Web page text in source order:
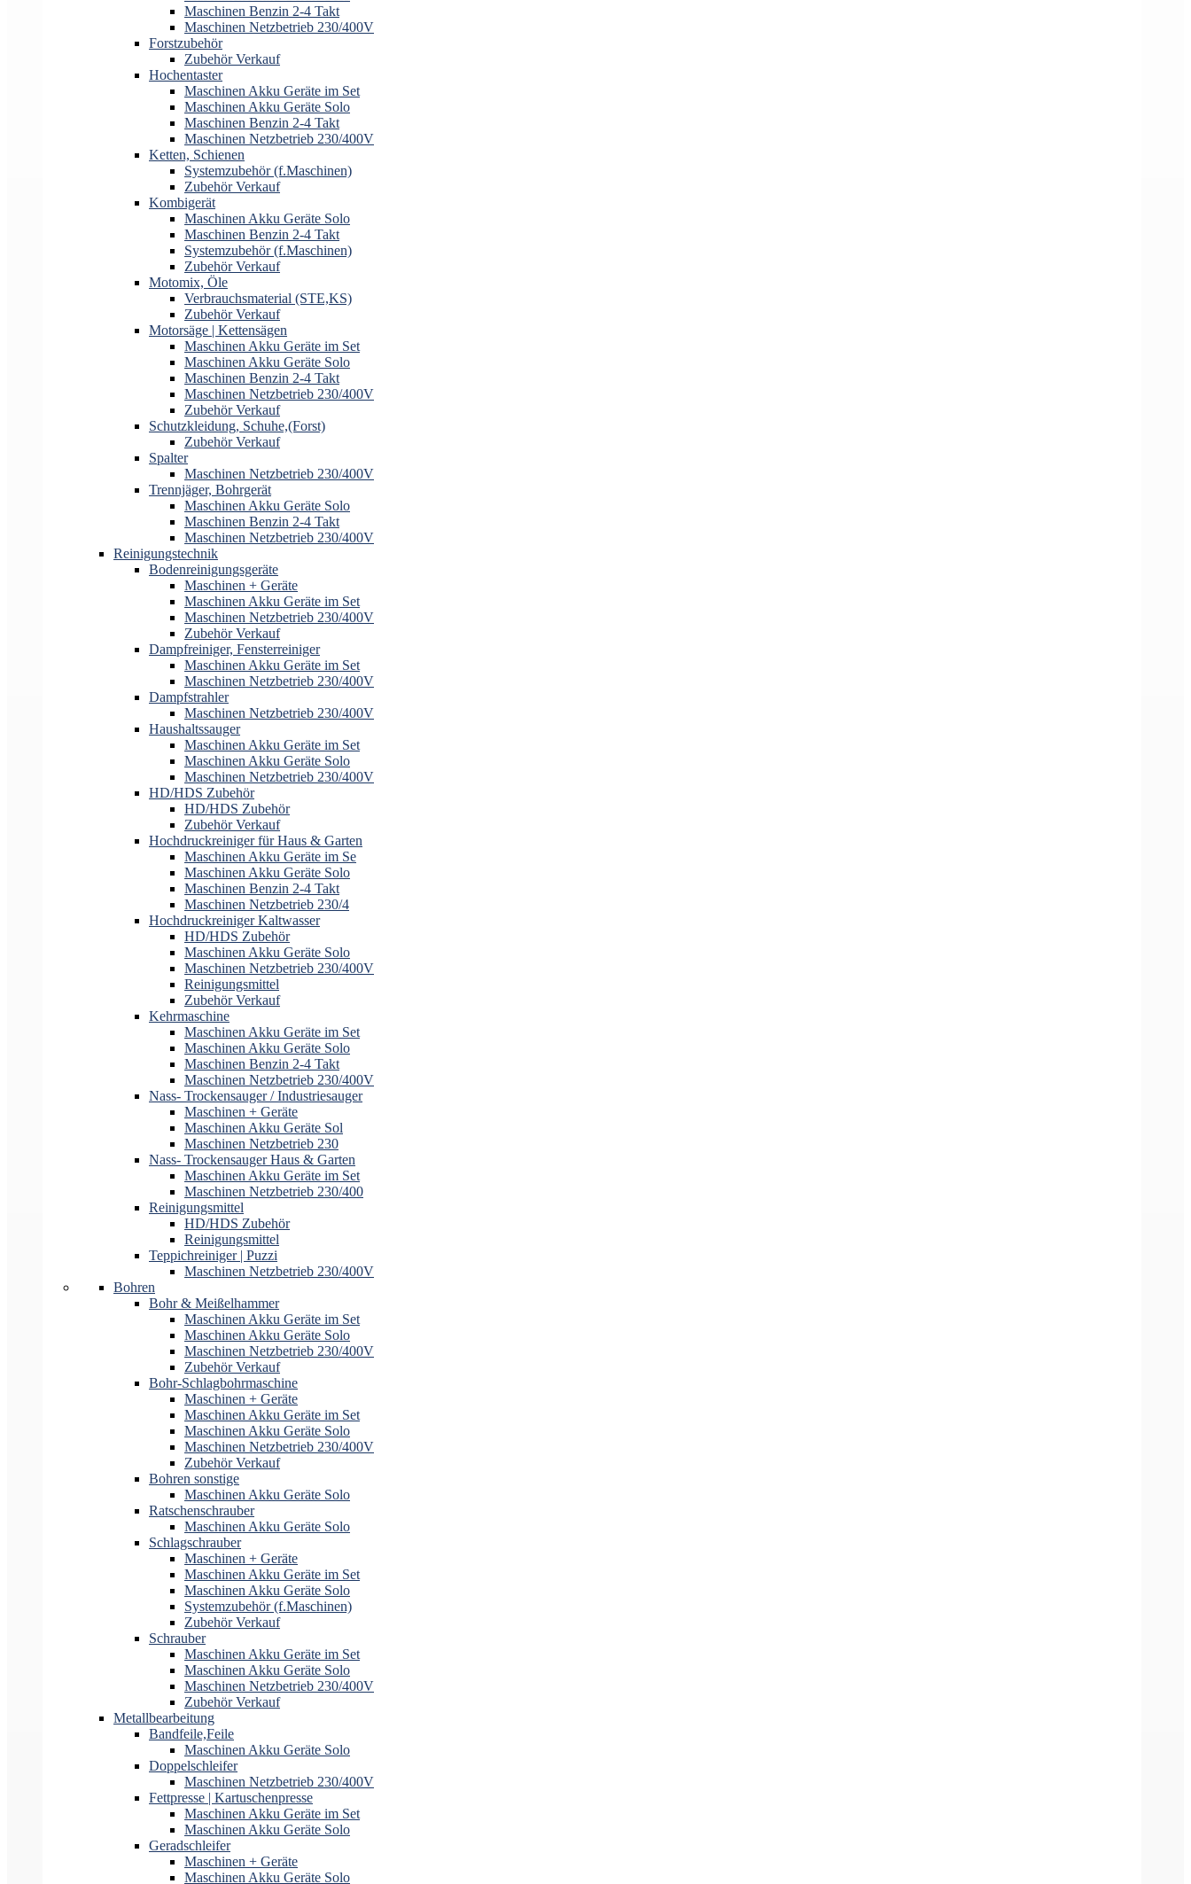
Maschinen Benzin 2-4 Takt
Maschinen Netzbetrieb 230/400V
Forstzubehör
Zubehör Verkauf
Hochentaster
Maschinen Akku Geräte im Set
Maschinen Akku Geräte Solo
Maschinen Benzin 2-4 Takt
Maschinen Netzbetrieb 230/400V
Ketten, Schienen
Systemzubehör (f.Maschinen)
Zubehör Verkauf
Kombigerät
Maschinen Akku Geräte Solo
Maschinen Benzin 2-4 Takt
Systemzubehör (f.Maschinen)
Zubehör Verkauf
Motomix, Öle
Verbrauchsmaterial (STE,KS)
Zubehör Verkauf
Motorsäge | Kettensägen
Maschinen Akku Geräte im Set
Maschinen Akku Geräte Solo
Maschinen Benzin 2-4 Takt
Maschinen Netzbetrieb 230/400V
Zubehör Verkauf
Schutzkleidung, Schuhe,(Forst)
Zubehör Verkauf
Spalter
Maschinen Netzbetrieb 230/400V
Trennjäger, Bohrgerät
Maschinen Akku Geräte Solo
Maschinen Benzin 2-4 Takt
Maschinen Netzbetrieb 230/400V
Reinigungstechnik
Bodenreinigungsgeräte
Maschinen + Geräte
Maschinen Akku Geräte im Set
Maschinen Netzbetrieb 230/400V
Zubehör Verkauf
Dampfreiniger, Fensterreiniger
Maschinen Akku Geräte im Set
Maschinen Netzbetrieb 230/400V
Dampfstrahler
Maschinen Netzbetrieb 230/400V
Haushaltssauger
Maschinen Akku Geräte im Set
Maschinen Akku Geräte Solo
Maschinen Netzbetrieb 230/400V
HD/HDS Zubehör
HD/HDS Zubehör
Zubehör Verkauf
Hochdruckreiniger für Haus & Garten
Maschinen Akku Geräte im Se
Maschinen Akku Geräte Solo
Maschinen Benzin 2-4 Takt
Maschinen Netzbetrieb 230/4
Hochdruckreiniger Kaltwasser
HD/HDS Zubehör
Maschinen Akku Geräte Solo
Maschinen Netzbetrieb 230/400V
Reinigungsmittel
Zubehör Verkauf
Kehrmaschine
Maschinen Akku Geräte im Set
Maschinen Akku Geräte Solo
Maschinen Benzin 2-4 Takt
Maschinen Netzbetrieb 230/400V
Nass- Trockensauger / Industriesauger
Maschinen + Geräte
Maschinen Akku Geräte Sol
Maschinen Netzbetrieb 230
Nass- Trockensauger Haus & Garten
Maschinen Akku Geräte im Set
Maschinen Netzbetrieb 230/400
Reinigungsmittel
HD/HDS Zubehör
Reinigungsmittel
Teppichreiniger | Puzzi
Maschinen Netzbetrieb 230/400V
Bohren
Bohr & Meißelhammer
Maschinen Akku Geräte im Set
Maschinen Akku Geräte Solo
Maschinen Netzbetrieb 230/400V
Zubehör Verkauf
Bohr-Schlagbohrmaschine
Maschinen + Geräte
Maschinen Akku Geräte im Set
Maschinen Akku Geräte Solo
Maschinen Netzbetrieb 230/400V
Zubehör Verkauf
Bohren sonstige
Maschinen Akku Geräte Solo
Ratschenschrauber
Maschinen Akku Geräte Solo
Schlagschrauber
Maschinen + Geräte
Maschinen Akku Geräte im Set
Maschinen Akku Geräte Solo
Systemzubehör (f.Maschinen)
Zubehör Verkauf
Schrauber
Maschinen Akku Geräte im Set
Maschinen Akku Geräte Solo
Maschinen Netzbetrieb 230/400V
Zubehör Verkauf
Metallbearbeitung
Bandfeile,Feile
Maschinen Akku Geräte Solo
Doppelschleifer
Maschinen Netzbetrieb 230/400V
Fettpresse | Kartuschenpresse
Maschinen Akku Geräte im Set
Maschinen Akku Geräte Solo
Geradschleifer
Maschinen + Geräte
Maschinen Akku Geräte Solo